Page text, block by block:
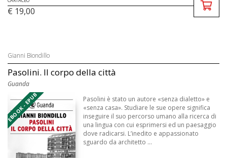
€ 19,00
Gianni Biondillo
Pasolini. Il corpo della città
Guanda
EBOOK - EPUB
Pasolini è stato un autore «senza dialetto» e
«senza casa». Studiare le sue opere significa
inseguire il suo percorso umano alla ricerca di
una lingua con cui esprimersi ed un paesaggio
dove radicarsi. L’inedito e appassionato
sguardo da architetto ...